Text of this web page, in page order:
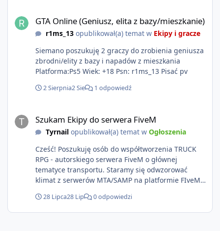
GTA Online (Geniusz, elita z bazy/mieszkanie)
r1ms_13opublikował(a) temat w Ekipy i gracze
Siemano poszukuję 2 graczy do zrobienia geniusza
zbrodni/elity z bazy i napadów z mieszkania
Platforma:Ps5 Wiek: +18 Psn: r1ms_13 Pisać pv
2 Sierpnia2 Sie 1 odpowiedź
Szukam Ekipy do serwera FiveM
Tyrnailopublikował(a) temat w Ogłoszenia
Cześć! Poszukuję osób do współtworzenia TRUCK
RPG - autorskiego serwera FiveM o głównej
tematyce transportu. Staramy się odwzorować
klimat z serwerów MTA/SAMP na platformie FIveM.
którzy chcą robić coś innego niż jeździć ciężarówką.
Projekt tworzony jest od podstaw z naciskiem na
28 Lipca28 Lip 0 odpowiedzi